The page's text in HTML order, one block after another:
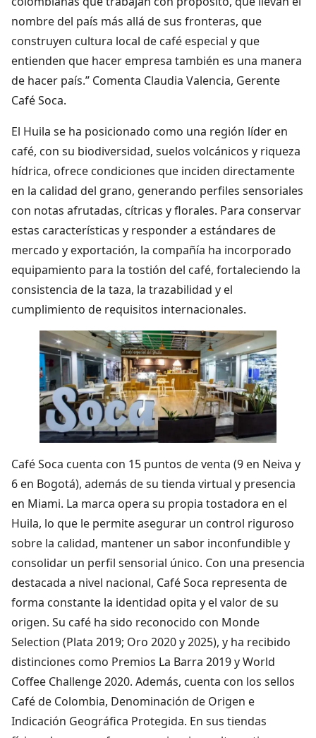
nombre del país más allá de sus fronteras, que
construyen cultura local de café especial y que
entienden que hacer empresa también es una manera
de hacer país.” Comenta Claudia Valencia, Gerente
Café Soca.
El Huila se ha posicionado como una región líder en
café, con su biodiversidad, suelos volcánicos y riqueza
hídrica, ofrece condiciones que inciden directamente
en la calidad del grano, generando perfiles sensoriales
con notas afrutadas, cítricas y florales. Para conservar
estas características y responder a estándares de
mercado y exportación, la compañía ha incorporado
equipamiento para la tostión del café, fortaleciendo la
consistencia de la taza, la trazabilidad y el
cumplimiento de requisitos internacionales.
Café Soca cuenta con 15 puntos de venta (9 en Neiva y
6 en Bogotá), además de su tienda virtual y presencia
en Miami. La marca opera su propia tostadora en el
Huila, lo que le permite asegurar un control riguroso
sobre la calidad, mantener un sabor inconfundible y
consolidar un perfil sensorial único. Con una presencia
destacada a nivel nacional, Café Soca representa de
forma constante la identidad opita y el valor de su
origen. Su café ha sido reconocido con Monde
Selection (Plata 2019; Oro 2020 y 2025), y ha recibido
distinciones como Premios La Barra 2019 y World
Coffee Challenge 2020. Además, cuenta con los sellos
Café de Colombia, Denominación de Origen e
Indicación Geográfica Protegida. En sus tiendas